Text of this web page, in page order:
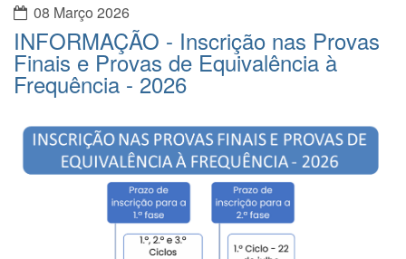
08 Março 2026
INFORMAÇÃO - Inscrição nas Provas
Finais e Provas de Equivalência à
Frequência - 2026